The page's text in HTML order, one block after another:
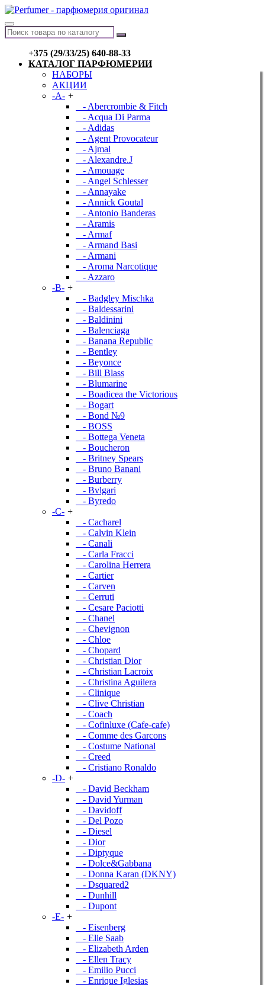
+375 (29/33/25) 640-88-33
КАТАЛОГ ПАРФЮМЕРИИ
НАБОРЫ
АКЦИИ
-A- +
- Abercrombie & Fitch
- Acqua Di Parma
- Adidas
- Agent Provocateur
- Ajmal
- Alexandre.J
- Amouage
- Angel Schlesser
- Annayake
- Annick Goutal
- Antonio Banderas
- Aramis
- Armaf
- Armand Basi
- Armani
- Aroma Narcotique
- Azzaro
-B- +
- Badgley Mischka
- Baldessarini
- Baldinini
- Balenciaga
- Banana Republic
- Bentley
- Beyonce
- Bill Blass
- Blumarine
- Boadicea the Victorious
- Bogart
- Bond №9
- BOSS
- Bottega Veneta
- Boucheron
- Britney Spears
- Bruno Banani
- Burberry
- Bvlgari
- Byredo
-C- +
- Cacharel
- Calvin Klein
- Canali
- Carla Fracci
- Carolina Herrera
- Cartier
- Carven
- Cerruti
- Cesare Paciotti
- Chanel
- Chevignon
- Chloe
- Chopard
- Christian Dior
- Christian Lacroix
- Christina Aguilera
- Clinique
- Clive Christian
- Coach
- Cofinluxe (Cafe-cafe)
- Comme des Garcons
- Costume National
- Creed
- Cristiano Ronaldo
-D- +
- David Beckham
- David Yurman
- Davidoff
- Del Pozo
- Diesel
- Dior
- Diptyque
- Dolce&Gabbana
- Donna Karan (DKNY)
- Dsquared2
- Dunhill
- Dupont
-E- +
- Eisenberg
- Elie Saab
- Elizabeth Arden
- Ellen Tracy
- Emilio Pucci
- Enrique Iglesias